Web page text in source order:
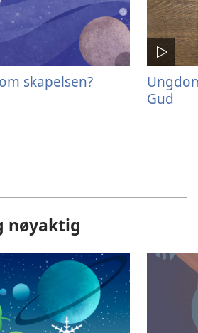
skapelsen?
Gud
nøyaktig